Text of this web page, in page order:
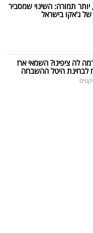
יותר תמורה: השינוי שמסביר
ג'אקו בישראל
לה ציפינו? השמאי ארז
לבחינת היטל ההשבחה